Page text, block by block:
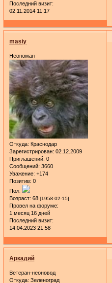
Последний визит:
02.11.2014 11:17
masiy
Неономан
Откуда: Краснодар
Зарегистрирован: 02.12.2009
Приглашений: 0
Сообщений: 3660
Уважение: +174
Позитив: 0
Пол:
Возраст: 68 [1958-02-15]
Провел на форуме:
1 месяц 16 дней
Последний визит:
14.04.2023 21:58
Аркадий
Ветеран-неоновод
Откуда: Зеленоград